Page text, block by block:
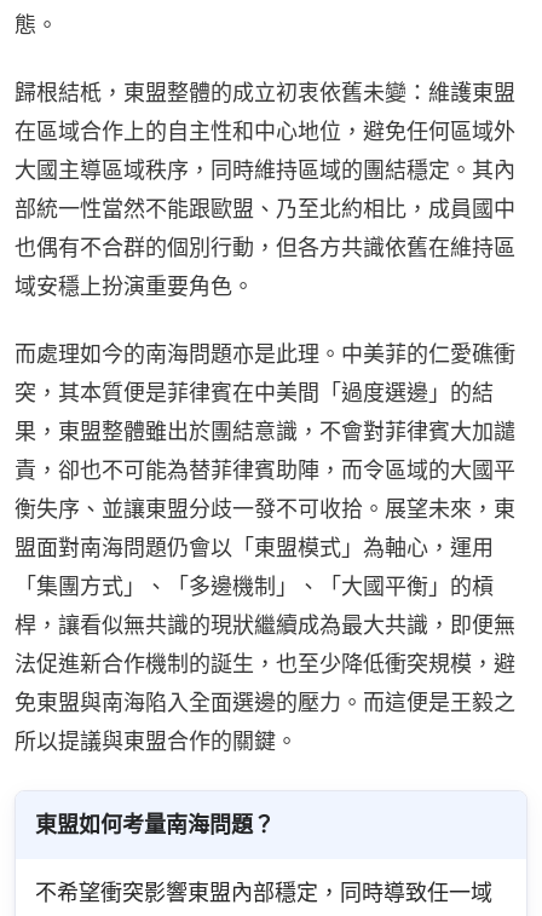
態。
歸根結柢，東盟整體的成立初衷依舊未變：維護東盟
在區域合作上的自主性和中心地位，避免任何區域外
大國主導區域秩序，同時維持區域的團結穩定。其內
部統一性當然不能跟歐盟、乃至北約相比，成員國中
也偶有不合群的個別行動，但各方共識依舊在維持區
域安穩上扮演重要角色。
而處理如今的南海問題亦是此理。中美菲的仁愛礁衝
突，其本質便是菲律賓在中美間「過度選邊」的結
果，東盟整體雖出於團結意識，不會對菲律賓大加譴
責，卻也不可能為替菲律賓助陣，而令區域的大國平
衡失序、並讓東盟分歧一發不可收拾。展望未來，東
盟面對南海問題仍會以「東盟模式」為軸心，運用
「集團方式」、「多邊機制」、「大國平衡」的槓
桿，讓看似無共識的現狀繼續成為最大共識，即便無
法促進新合作機制的誕生，也至少降低衝突規模，避
免東盟與南海陷入全面選邊的壓力。而這便是王毅之
所以提議與東盟合作的關鍵。
東盟如何考量南海問題？
不希望衝突影響東盟內部穩定，同時導致任一域